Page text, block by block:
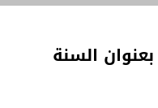
السنة